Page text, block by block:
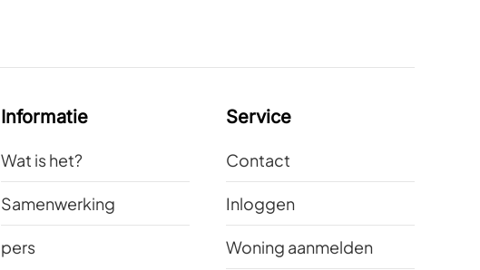
Informatie
Wat is het?
Samenwerking
pers
Service
Contact
Inloggen
Woning aanmelden